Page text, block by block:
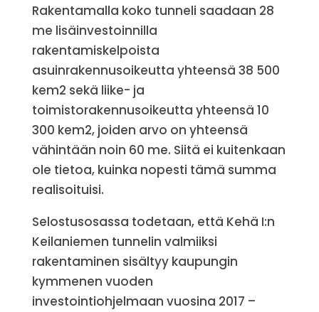
Rakentamalla koko tunneli saadaan 28
me lisäinvestoinnilla
rakentamiskelpoista
asuinrakennusoikeutta yhteensä 38 500
kem2 sekä liike- ja
toimistorakennusoikeutta yhteensä 10
300 kem2, joiden arvo on yhteensä
vähintään noin 60 me. Siitä ei kuitenkaan
ole tietoa, kuinka nopesti tämä summa
realisoituisi.
Selostusosassa todetaan, että Kehä I:n
Keilaniemen tunnelin valmiiksi
rakentaminen sisältyy kaupungin
kymmenen vuoden
investointiohjelmaan vuosina 2017 –